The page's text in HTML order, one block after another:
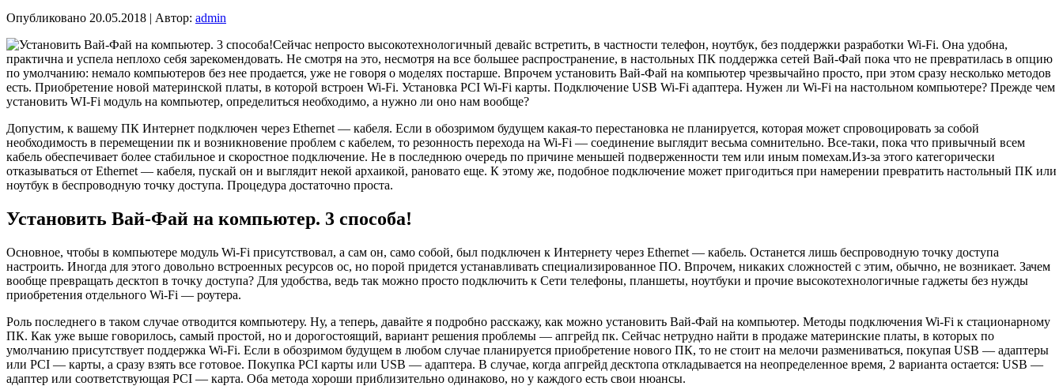
Опубликовано 20.05.2018 | Автор: admin
Сейчас непросто высокотехнологичный девайс встретить, в частности телефон, ноутбук, без поддержки разработки Wi-Fi. Она удобна,
практична и успела неплохо себя зарекомендовать. Не смотря на это, несмотря на все большее распространение, в настольных ПК поддержка сетей Вай-Фай пока что не превратилась в опцию
по умолчанию: немало компьютеров без нее продается, уже не говоря о моделях постарше. Впрочем установить Вай-Фай на компьютер чрезвычайно просто, при этом сразу несколько методов
есть. Приобретение новой материнской платы, в которой встроен Wi-Fi. Установка PCI Wi-Fi карты. Подключение USB Wi-Fi адаптера. Нужен ли Wi-Fi на настольном компьютере? Прежде чем
установить WI-Fi модуль на компьютер, определиться необходимо, а нужно ли оно нам вообще?
Допустим, к вашему ПК Интернет подключен через Ethernet — кабеля. Если в обозримом будущем какая-то перестановка не планируется, которая может спровоцировать за собой
необходимость в перемещении пк и возникновение проблем с кабелем, то резонность перехода на Wi-Fi — соединение выглядит весьма сомнительно. Все-таки, пока что привычный всем
кабель обеспечивает более стабильное и скоростное подключение. Не в последнюю очередь по причине меньшей подверженности тем или иным помехам.Из-за этого категорически
отказываться от Ethernet — кабеля, пускай он и выглядит некой архаикой, рановато еще. К этому же, подобное подключение может пригодиться при намерении превратить настольный ПК или
ноутбук в беспроводную точку доступа. Процедура достаточно проста.
Установить Вай-Фай на компьютер. 3 способа!
Основное, чтобы в компьютере модуль Wi-Fi присутствовал, а сам он, само собой, был подключен к Интернету через Ethernet — кабель. Останется лишь беспроводную точку доступа
настроить. Иногда для этого довольно встроенных ресурсов ос, но порой придется устанавливать специализированное ПО. Впрочем, никаких сложностей с этим, обычно, не возникает. Зачем
вообще превращать десктоп в точку доступа? Для удобства, ведь так можно просто подключить к Сети телефоны, планшеты, ноутбуки и прочие высокотехнологичные гаджеты без нужды
приобретения отдельного Wi-Fi — роутера.
Роль последнего в таком случае отводится компьютеру. Ну, а теперь, давайте я подробно расскажу, как можно установить Вай-Фай на компьютер. Методы подключения Wi-Fi к стационарному
ПК. Как уже выше говорилось, самый простой, но и дорогостоящий, вариант решения проблемы — апгрейд пк. Сейчас нетрудно найти в продаже материнские платы, в которых по
умолчанию присутствует поддержка Wi-Fi. Если в обозримом будущем в любом случае планируется приобретение нового ПК, то не стоит на мелочи размениваться, покупая USB — адаптеры
или PCI — карты, а сразу взять все готовое. Покупка PCI карты или USB — адаптера. В случае, когда апгрейд десктопа откладывается на неопределенное время, 2 варианта остается: USB —
адаптер или соответствующая PCI — карта. Оба метода хороши приблизительно одинаково, но у каждого есть свои нюансы.